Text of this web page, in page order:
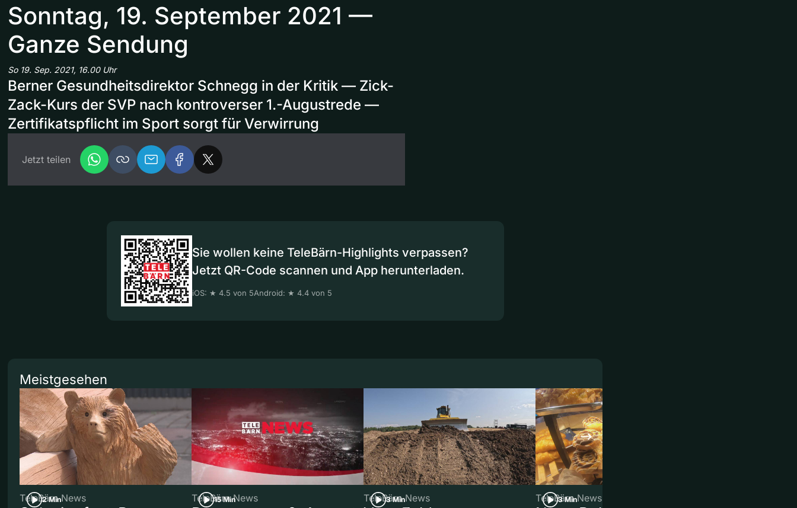
Sonntag, 19. September 2021 —
Ganze Sendung
So 19. Sep. 2021, 16.00 Uhr
Berner Gesundheitsdirektor Schnegg in der Kritik — Zick-
Zack-Kurs der SVP nach kontroverser 1.-Augustrede —
Zertifikatspflicht im Sport sorgt für Verwirrung
Jetzt teilen
Sie wollen keine TeleBärn-Highlights verpassen?
Jetzt QR-Code scannen und App herunterladen.
iOS: ★ 4.5 von 5Android: ★ 4.4 von 5
Meistgesehen
2 Min
TeleBärn News 15 Min
TeleBärn News 3 Min
TeleBärn News 3 Min
TeleBärn News